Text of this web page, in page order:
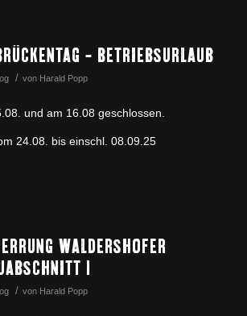
– BETRIEBSURLAUB
/ von Harald Popp
und am 16.08 geschlossen.
24.08. bis einschl. 08.09.25
WALDERSHOFER
1
/ von Harald Popp